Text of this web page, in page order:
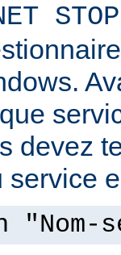
devez
service